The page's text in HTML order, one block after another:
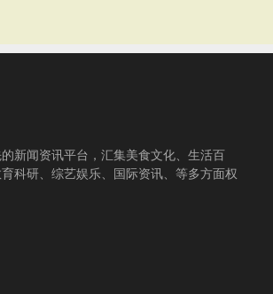
新闻资讯平台，汇集美食文化、生活百
科研、综艺娱乐、国际资讯、等多方面权